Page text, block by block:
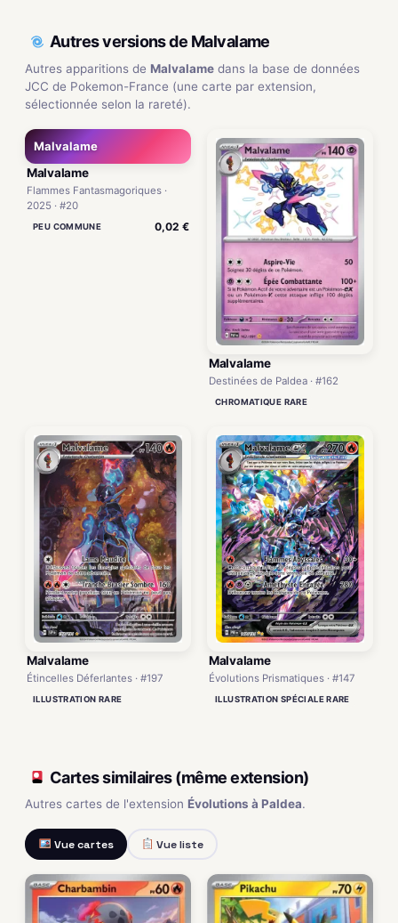
Autres versions de Malvalame
Autres apparitions de Malvalame dans la base de données
JCC de Pokemon-France (une carte par extension,
sélectionnée selon la rareté).
Malvalame
Malvalame
Flammes Fantasmagoriques ·
2025 · #20
PEU COMMUNE 0,02 €
Malvalame
Destinées de Paldea · #162
CHROMATIQUE RARE
Malvalame
Étincelles Déferlantes · #197
ILLUSTRATION RARE
Malvalame
Évolutions Prismatiques · #147
ILLUSTRATION SPÉCIALE RARE
Cartes similaires (même extension)
Autres cartes de l'extension Évolutions à Paldea.
Vue cartes Vue liste